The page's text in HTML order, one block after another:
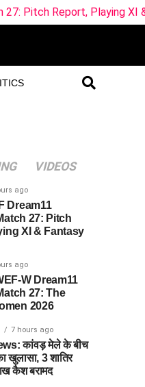
Playing XI & Fantasy
VIDEOS
ago
Dream11
27: Pitch
XI & Fantasy
ago
W Dream11
27: The
2026
7 hours ago
कांवड़ मेले के बीच
खुलासा, 3 शातिर
कैश बरामद